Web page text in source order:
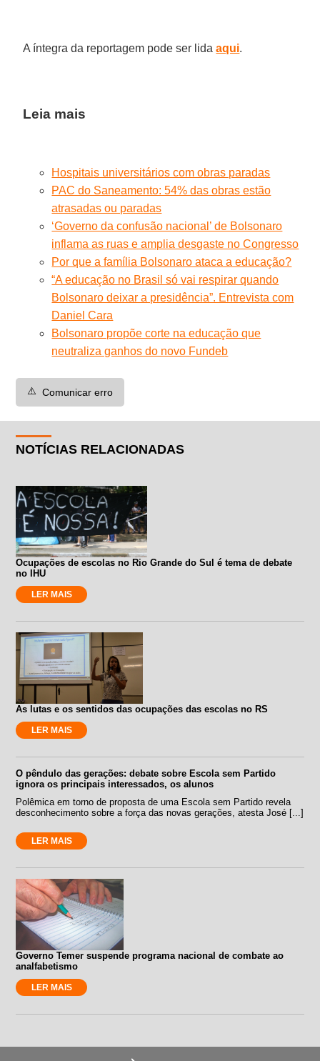
A íntegra da reportagem pode ser lidaaqui.
Leia mais
Hospitais universitários com obras paradas
PAC do Saneamento: 54% das obras estão
atrasadas ou paradas
‘Governo da confusão nacional’ de Bolsonaro
inflama as ruas e amplia desgaste no Congresso
Por que a família Bolsonaro ataca a educação?
“A educação no Brasil só vai respirar quando
Bolsonaro deixar a presidência”. Entrevista com
Daniel Cara
Bolsonaro propõe corte na educação que
neutraliza ganhos do novo Fundeb
⚠️ Comunicar erro
NOTÍCIAS RELACIONADAS
Ocupações de escolas no Rio Grande do Sul é tema de debate
no IHU
LER MAIS
As lutas e os sentidos das ocupações das escolas no RS
LER MAIS
O pêndulo das gerações: debate sobre Escola sem Partido
ignora os principais interessados, os alunos
Polêmica em torno de proposta de uma Escola sem Partido revela
desconhecimento sobre a força das novas gerações, atesta José [...]
LER MAIS
Governo Temer suspende programa nacional de combate ao
analfabetismo
LER MAIS